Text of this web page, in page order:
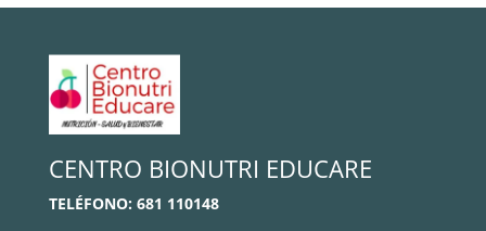
CENTRO BIONUTRI EDUCARE
TELÉFONO: 681 110148